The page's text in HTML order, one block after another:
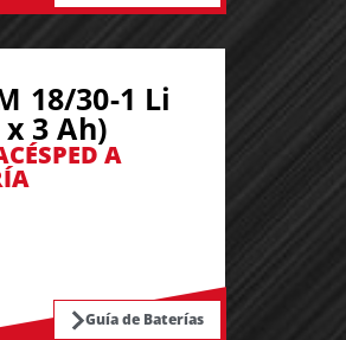
18/30-1 Li
x 3 Ah)
A
Guía de Baterías